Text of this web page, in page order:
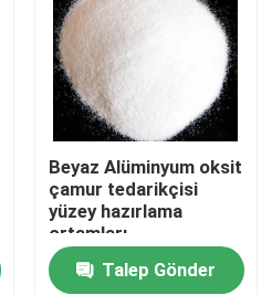
Beyaz Alüminyum oksit
çamur tedarikçisi
yüzey hazırlama
ortamları
Talep Gönder